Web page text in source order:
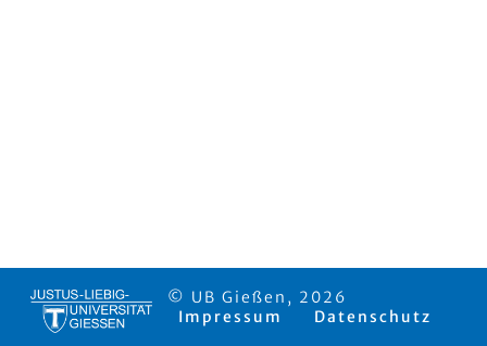
© UB Gießen, 2026
Impressum
Datenschutz